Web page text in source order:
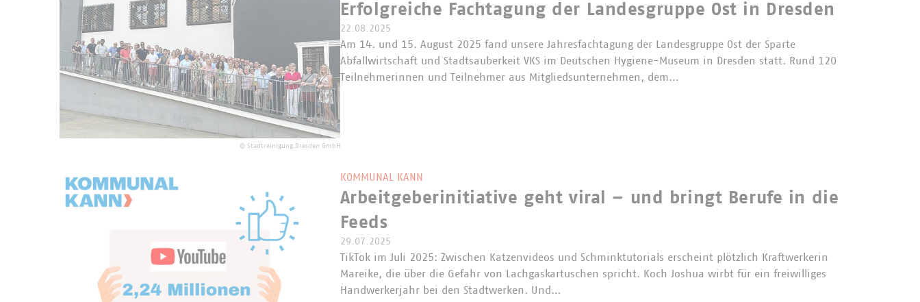
© Stadtreinigung Dresden GmbH
Erfolgreiche Fachtagung der Landesgruppe Ost in Dresden
22.08.2025
Am 14. und 15. August 2025 fand unsere Jahresfachtagung der Landesgruppe Ost der Sparte
Abfallwirtschaft und Stadtsauberkeit VKS im Deutschen Hygiene-Museum in Dresden statt. Rund 120
Teilnehmerinnen und Teilnehmer aus Mitgliedsunternehmen, dem…
KOMMUNAL KANN
Arbeitgeberinitiative geht viral – und bringt Berufe in die
Feeds
29.07.2025
TikTok im Juli 2025: Zwischen Katzenvideos und Schminktutorials erscheint plötzlich Kraftwerkerin
Mareike, die über die Gefahr von Lachgaskartuschen spricht. Koch Joshua wirbt für ein freiwilliges
Handwerkerjahr bei den Stadtwerken. Und…